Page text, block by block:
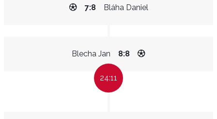
Bláha Daniel
7:8
Blecha Jan 8:8
24:11